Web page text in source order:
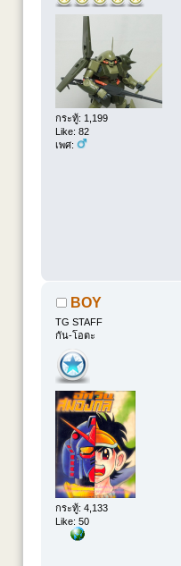
กระทู้: 1,199
Like: 82
เพศ:
BOY
TG STAFF
กัน-โอตะ
กระทู้: 4,133
Like: 50